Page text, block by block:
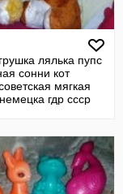
лялька пупс
сонни кот
мягкая
гдр ссср